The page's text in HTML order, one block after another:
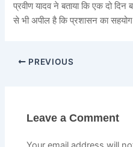
प्रवीण यादव ने बताया कि एक दो दिन
से भी अपील है कि प्रशासन का
PREVIOUS
Leave a Comment